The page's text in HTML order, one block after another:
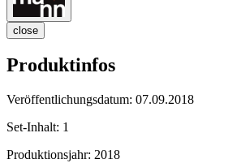
close
Produktinfos
Veröffentlichungsdatum: 07.09.2018
Set-Inhalt: 1
Produktionsjahr: 2018